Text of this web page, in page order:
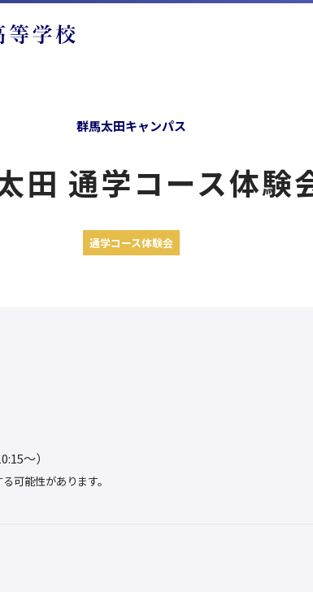
群馬太田キャンパス
田 通学コース体
通学コース体験会
～）
可能性があります。